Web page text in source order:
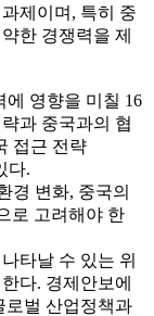
제이며, 특히 중
한 경쟁력을 제
에 영향을 미칠 16
과 중국과의 협
접근 전략
다.
경 변화, 중국의
로 고려해야 한
타날 수 있는 위
다. 경제안보에
로벌 산업정책과